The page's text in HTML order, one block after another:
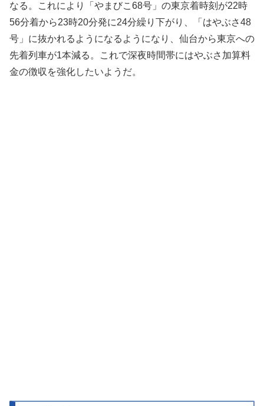
なる。これにより「やまびこ68号」の東京着時刻が22時
56分着から23時20分発に24分繰り下がり、「はやぶさ48
号」に抜かれるようになるようになり、仙台から東京への
先着列車が1本減る。これで深夜時間帯にはやぶさ加算料
金の徴収を強化したいようだ。